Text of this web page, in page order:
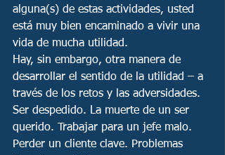
alguna(s) de estas actividades, usted
está muy bien encaminado a vivir una
vida de mucha utilidad.
Hay, sin embargo, otra manera de
desarrollar el sentido de la utilidad – a
través de los retos y las adversidades.
Ser despedido. La muerte de un ser
querido. Trabajar para un jefe malo.
Perder un cliente clave. Problemas